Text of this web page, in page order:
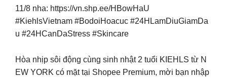
11/8 nha: https://vn.shp.ee/HBowHaU
#KiehlsVietnam #BodoiHoacuc #24HLamDiuGiamDa
u #24HCanDaStress #Skincare
Hòa nhịp sôi động cùng sinh nhật 2 tuổi KIEHLS từ N
EW YORK có mặt tại Shopee Premium, mời bạn nhập